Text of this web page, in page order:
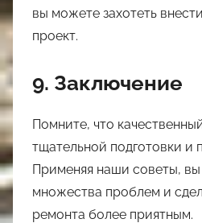
вы можете захотеть
проект.
9. Заключение
Помните, что
тщательной подготовки и
Применяя наши советы,
множества проблем и
ремонта более приятным.